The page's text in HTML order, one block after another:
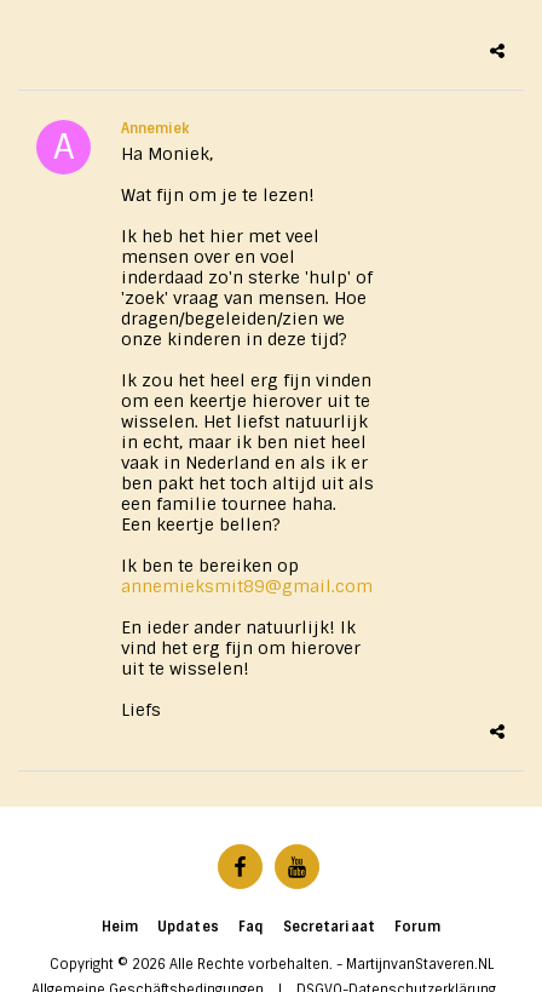
Annemiek
Ha Moniek,
Wat fijn om je te lezen!
Ik heb het hier met veel
mensen over en voel
inderdaad zo'n sterke 'hulp' of
'zoek' vraag van mensen. Hoe
dragen/begeleiden/zien we
onze kinderen in deze tijd?
Ik zou het heel erg fijn vinden
om een keertje hierover uit te
wisselen. Het liefst natuurlijk
in echt, maar ik ben niet heel
vaak in Nederland en als ik er
ben pakt het toch altijd uit als
een familie tournee haha.
Een keertje bellen?
Ik ben te bereiken op
annemieksmit89@gmail.com
En ieder ander natuurlijk! Ik
vind het erg fijn om hierover
uit te wisselen!
Liefs
Heim Updates Faq Secretariaat Forum
Copyright © 2026 Alle Rechte vorbehalten. - MartijnvanStaveren.NL